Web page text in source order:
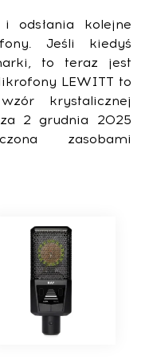
odsłania kolejne
Jeśli kiedyś
to teraz jest
LEWITT to
krystalicznej
2 grudnia 2025
zasobami